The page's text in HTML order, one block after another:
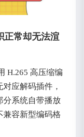
正常却无法渲
H.265 高压缩编
应解码插件，
分系统自带播放
兼容新型编码格